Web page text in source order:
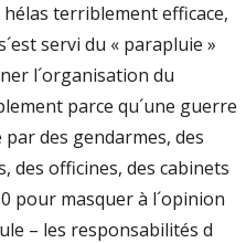
terriblement efficace,
servi du « parapluie »
l´organisation du
parce qu´une guerre
des gendarmes, des
des officines, des cabinets
pour masquer à l´opinion
– les responsabilités d